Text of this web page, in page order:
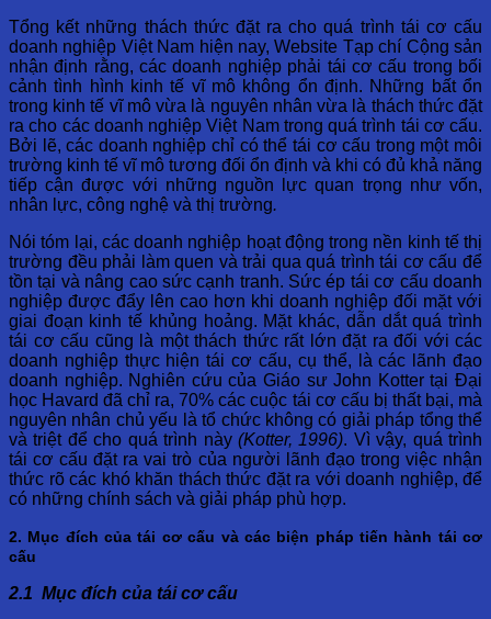
Tổng kết những thách thức đặt ra cho quá trình tái cơ cấu
doanh nghiệp Việt Nam hiện nay, Website Tạp chí Cộng sản
nhận định rằng, các doanh nghiệp phải tái cơ cấu trong bối
cảnh tình hình kinh tế vĩ mô không ổn định. Những bất ổn
trong kinh tế vĩ mô vừa là nguyên nhân vừa là thách thức đặt
ra cho các doanh nghiệp Việt Nam trong quá trình tái cơ cấu.
Bởi lẽ, các doanh nghiệp chỉ có thể tái cơ cấu trong một môi
trường kinh tế vĩ mô tương đối ổn định và khi có đủ khả năng
tiếp cận được với những nguồn lực quan trọng như vốn,
nhân lực, công nghệ và thị trường.
Nói tóm lại, các doanh nghiệp hoạt động trong nền kinh tế thị
trường đều phải làm quen và trải qua quá trình tái cơ cấu để
tồn tại và nâng cao sức cạnh tranh. Sức ép tái cơ cấu doanh
nghiệp được đẩy lên cao hơn khi doanh nghiệp đối mặt với
giai đoạn kinh tế khủng hoảng. Mặt khác, dẫn dắt quá trình
tái cơ cấu cũng là một thách thức rất lớn đặt ra đối với các
doanh nghiệp thực hiện tái cơ cấu, cụ thể, là các lãnh đạo
doanh nghiệp. Nghiên cứu của Giáo sư John Kotter tại Đại
học Havard đã chỉ ra, 70% các cuộc tái cơ cấu bị thất bại, mà
nguyên nhân chủ yếu là tổ chức không có giải pháp tổng thể
và triệt để cho quá trình này (Kotter, 1996). Vì vậy, quá trình
tái cơ cấu đặt ra vai trò của người lãnh đạo trong việc nhận
thức rõ các khó khăn thách thức đặt ra với doanh nghiệp, để
có những chính sách và giải pháp phù hợp.
2. Mục đích của tái cơ cấu và các biện pháp tiến hành tái cơ
cấu
2.1 Mục đích của tái cơ cấu